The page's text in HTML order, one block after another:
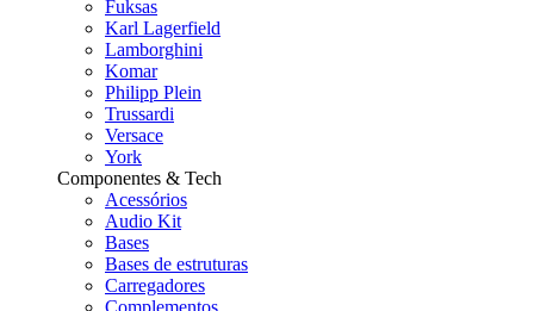
Fuksas
Karl Lagerfield
Lamborghini
Komar
Philipp Plein
Trussardi
Versace
York
Componentes & Tech
Acessórios
Audio Kit
Bases
Bases de estruturas
Carregadores
Complementos